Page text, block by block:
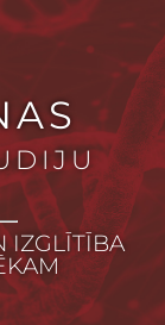
IZGLĪTĪBA